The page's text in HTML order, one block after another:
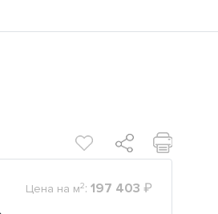
Цена на м2: 197 403 ₽